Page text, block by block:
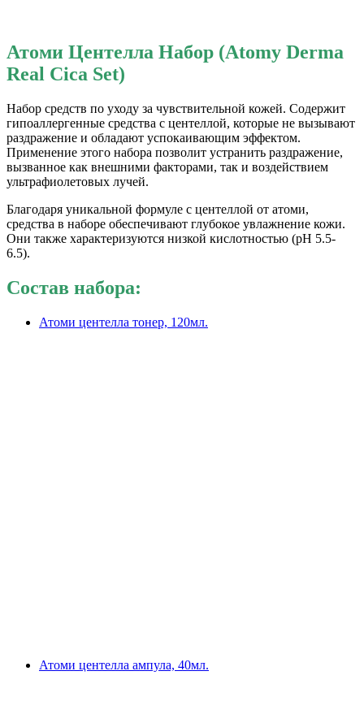
Атоми Центелла Набор (Atomy Derma
Real Cica Set)
Набор средств по уходу за чувствительной кожей. Содержит
гипоаллергенные средства с центеллой, которые не вызывают
раздражение и обладают успокаивающим эффектом.
Применение этого набора позволит устранить раздражение,
вызванное как внешними факторами, так и воздействием
ультрафиолетовых лучей.
Благодаря уникальной формуле с центеллой от атоми,
средства в наборе обеспечивают глубокое увлажнение кожи.
Они также характеризуются низкой кислотностью (рН 5.5-
6.5).
Состав набора:
Атоми центелла тонер, 120мл.
Атоми центелла ампула, 40мл.